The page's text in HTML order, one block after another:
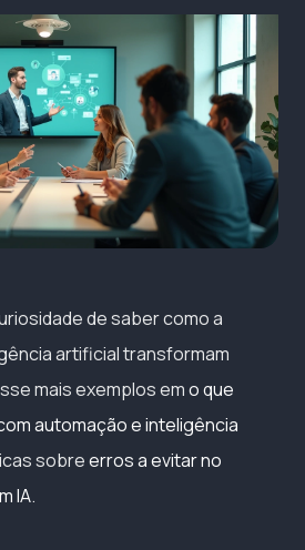
de saber como a
artificial transformam
mais exemplos emo que
automação e inteligência
sobreerros a evitar no
IA.